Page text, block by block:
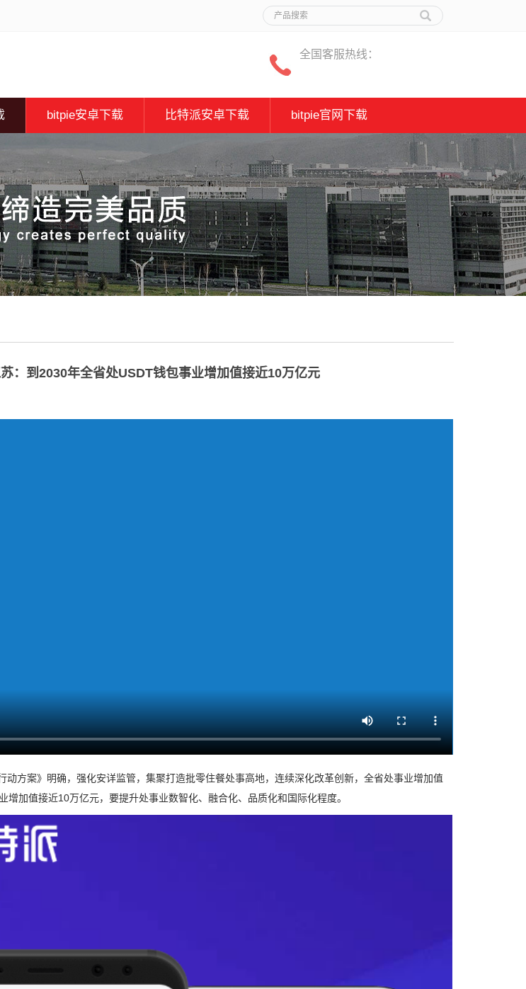
全国客服热线：
bitpie安卓下载 比特派安卓下载 bitpie官网下载
：到2030年全省处USDT钱包事业增加值接近10万亿元
动方案》明确，强化安详监管，集聚打造批零住餐处事高地，连续深化改革创新，全省处事业增加值
增加值接近10万亿元，要提升处事业数智化、融合化、品质化和国际化程度。